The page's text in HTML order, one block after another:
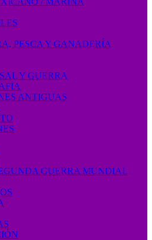
PESCA Y GANADERÍA
Y GUERRA
ANTIGUAS
GUERRA MUNDIAL